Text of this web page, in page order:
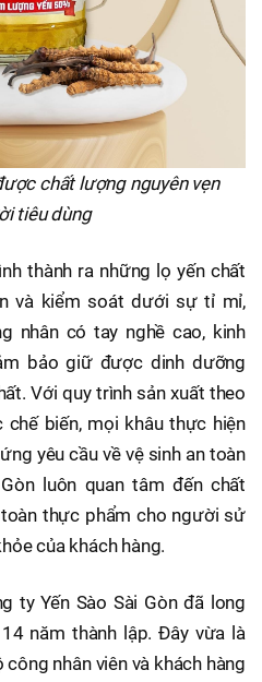
chất lượng nguyên vẹn
tiêu dùng
thành ra những lọ yến chất
và kiểm soát dưới sự tỉ mỉ,
nhân có tay nghề cao, kinh
bảo giữ được dinh dưỡng
Với quy trình sản xuất theo
biến, mọi khâu thực hiện
yêu cầu về vệ sinh an toàn
luôn quan tâm đến chất
thực phẩm cho người sử
của khách hàng.
ty Yến Sào Sài Gòn đã long
năm thành lập. Đây vừa là
nhân viên và khách hàng